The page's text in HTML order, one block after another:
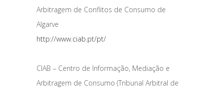
Arbitragem de Conflitos de Consumo de
Algarve
http://www.ciab.pt/pt/
CIAB – Centro de Informação, Mediação e
Arbitragem de Consumo (Tribunal Arbitral de